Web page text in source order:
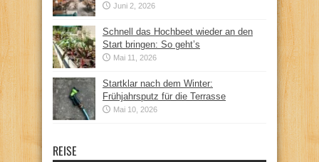
Juni 2, 2026
Schnell das Hochbeet wieder an den
Start bringen: So geht’s
Mai 11, 2026
Startklar nach dem Winter:
Frühjahrsputz für die Terrasse
Mai 10, 2026
REISE